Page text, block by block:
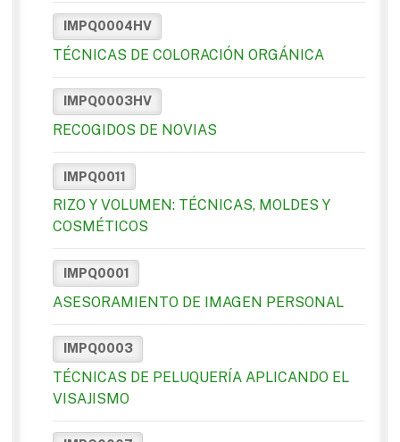
IMPQ0004HV
TÉCNICAS DE COLORACIÓN ORGÁNICA
IMPQ0003HV
RECOGIDOS DE NOVIAS
IMPQ0011
RIZO Y VOLUMEN: TÉCNICAS, MOLDES Y
COSMÉTICOS
IMPQ0001
ASESORAMIENTO DE IMAGEN PERSONAL
IMPQ0003
TÉCNICAS DE PELUQUERÍA APLICANDO EL
VISAJISMO